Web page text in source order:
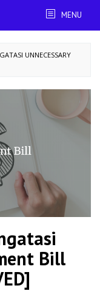
MENU
UNNECESSARY
Bill